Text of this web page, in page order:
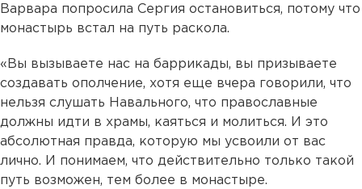
Варвара попросила Сергия остановиться, потому что
монастырь встал на путь раскола.
«Вы вызываете нас на баррикады, вы призываете
создавать ополчение, хотя еще вчера говорили, что
нельзя слушать Навального, что православные
должны идти в храмы, каяться и молиться. И это
абсолютная правда, которую мы усвоили от вас
лично. И понимаем, что действительно только такой
путь возможен, тем более в монастыре.